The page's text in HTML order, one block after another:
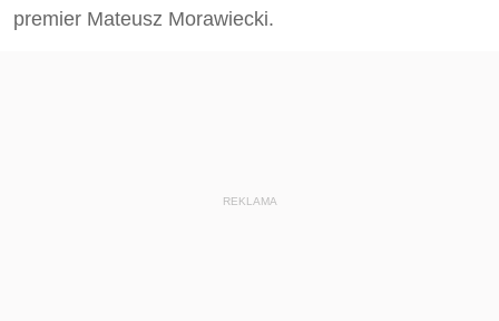
premier Mateusz Morawiecki.
REKLAMA